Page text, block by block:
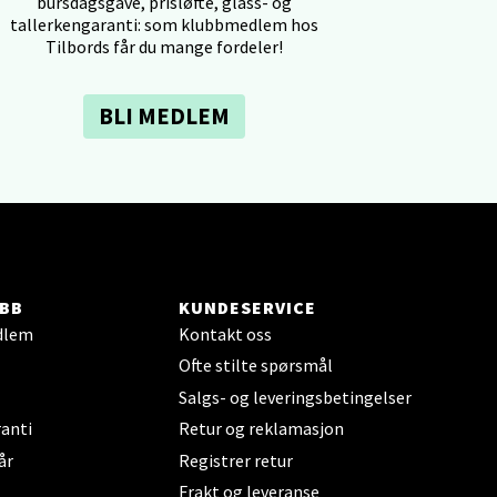
tallerkengaranti: som klubbmedlem hos
Tilbords får du mange fordeler!
BLI MEDLEM
KUNDESERVICE
Kontakt oss
Ofte stilte spørsmål
Salgs- og leveringsbetingelser
Retur og reklamasjon
Registrer retur
Frakt og leveranse